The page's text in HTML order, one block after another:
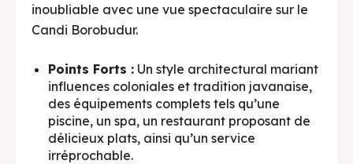
inoubliable avec une vue spectaculaire sur le
Candi Borobudur.
Points Forts : Un style architectural mariant
influences coloniales et tradition javanaise,
des équipements complets tels qu’une
piscine, un spa, un restaurant proposant de
délicieux plats, ainsi qu’un service
irréprochable.